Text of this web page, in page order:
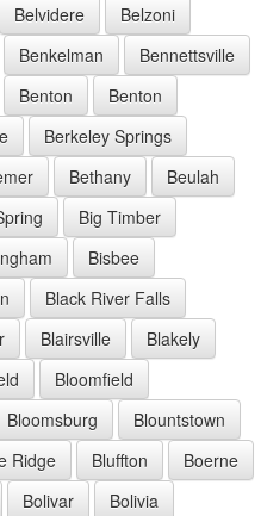
Belvidere
Belzoni
Benkelman
Bennettsville
Benton
Benton
Berkeley Springs
Bethany
Beulah
Big Timber
Bisbee
Black River Falls
Blairsville
Blakely
Bloomfield
Bloomsburg
Blountstown
Ridge Bluffton
Boerne
Bolivar
Bolivia